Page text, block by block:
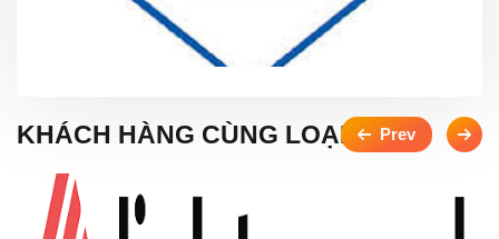
KHÁCH HÀNG CÙNG LOẠI